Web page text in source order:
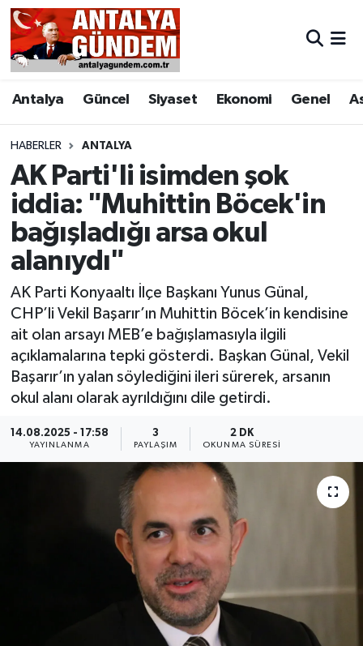
Antalya Güncel Siyaset Ekonomi Genel
HABERLER ANTALYA
AK Parti'li isimden şok
iddia: "Muhittin Böcek'in
bağışladığı arsa okul
alanıydı"
AK Parti Konyaaltı İlçe Başkanı Yunus Günal,
CHP’li Vekil Başarır’ın Muhittin Böcek’in kendisine
ait olan arsayı MEB’e bağışlamasıyla ilgili
açıklamalarına tepki gösterdi. Başkan Günal, Vekil
Başarır’ın yalan söylediğini ileri sürerek, arsanın
okul alanı olarak ayrıldığını dile getirdi.
14.08.2025 - 17:58
YAYINLANMA
3
PAYLAŞIM
2 DK
OKUNMA SÜRESI
Antalya
Asayiş
Bilim & Teknoloji
Bölge
EĞİTİM
Ekonomi
Genel
Görüntülü Haber
Güncel
Kültür & Sanat
Sağlık & Yaşam
Antalya Nöbetçi Eczaneler
Antalya Hava Durumu
Antalya Namaz Vakitleri
Antalya Trafik Yoğunluk Haritası
Süper Lig Puan Durumu ve Fikstür
Tüm Manşetler
Son Dakika Haberleri
Haber Arşivi